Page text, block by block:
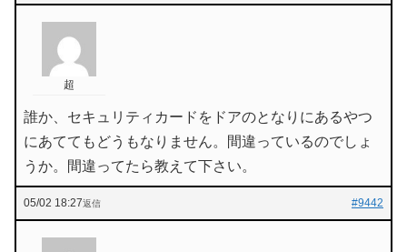
超
誰か、セキュリティカードをドアのとなりにあるやつ
にあててもどうもなりません。間違っているのでしょ
うか。間違ってたら教えて下さい。
05/02 18:27 #9442
返信